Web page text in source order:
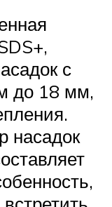
с
до 18 мм,
насадок